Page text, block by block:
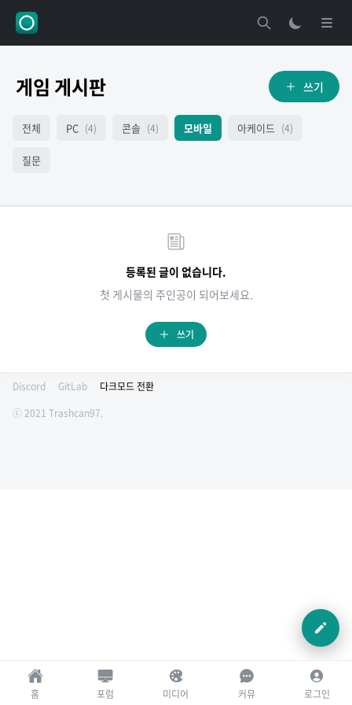
게임 게시판 쓰기
전체 PC (4) 콘솔 (4) 모바일 아케이드 (4)
질문
등록된 글이 없습니다.
첫 게시물의 주인공이 되어보세요.
쓰기
Discord GitLab
다크모드 전환
ⓒ 2021 Trashcan97.
홈 포럼 미디어 커뮤 로그인